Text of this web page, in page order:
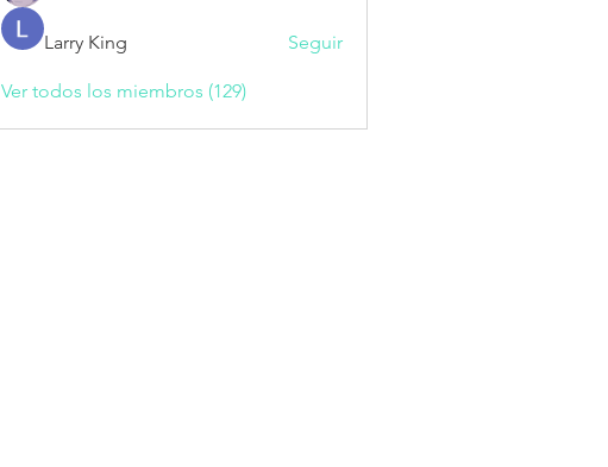
Larry King Seguir
Ver todos los miembros (129)